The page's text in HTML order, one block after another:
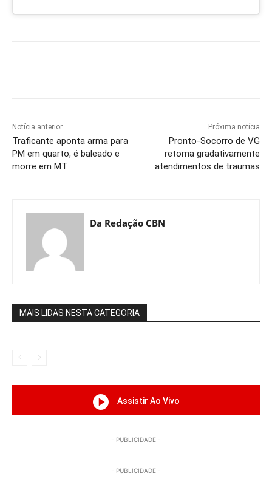
Notícia anterior
Traficante aponta arma para
PM em quarto, é baleado e
morre em MT
Próxima notícia
Pronto-Socorro de VG
retoma gradativamente
atendimentos de traumas
Da Redação CBN
MAIS LIDAS NESTA CATEGORIA
Assistir Ao Vivo
- PUBLICIDADE -
- PUBLICIDADE -